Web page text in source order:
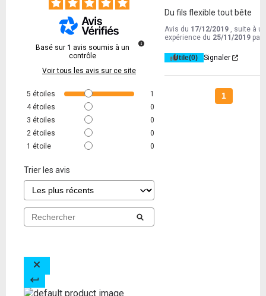
Basé sur 1 avis soumis à un
contrôle
Voir tous les avis sur ce site
5 étoiles
1
4 étoiles
0
3 étoiles
0
2 étoiles
0
1 étoile 0
Trier les avis
Du fils flexible tout bête
Avis du 17/12/2019 , suite à
expérience du 25/11/2019 par
Utile(0) Signaler
1